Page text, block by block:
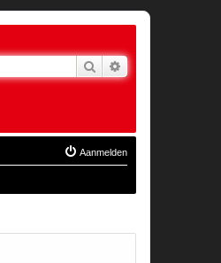
Zoek
Aanmelden